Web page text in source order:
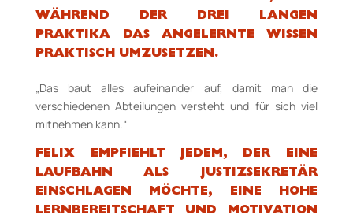
WÄHREND DER DREI LANGEN
PRAKTIKA DAS ANGELERNTE WISSEN
PRAKTISCH UMZUSETZEN.
„Das baut alles aufeinander auf, damit man die
verschiedenen Abteilungen versteht und für sich viel
mitnehmen kann.“
FELIX EMPFIEHLT JEDEM, DER EINE
LAUFBAHN ALS JUSTIZSEKRETÄR
EINSCHLAGEN MÖCHTE, EINE HOHE
LERNBEREITSCHAFT UND MOTIVATION